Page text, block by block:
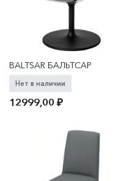
BALTSAR БАЛЬТСАР
Нет в наличии
12999,00₽